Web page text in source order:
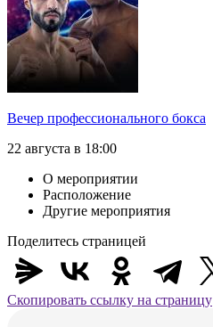
Вечер профессионального бокса
22 августа в 18:00
О мероприятии
Расположение
Другие мероприятия
Поделитесь страницей
Скопировать ссылку на страницу